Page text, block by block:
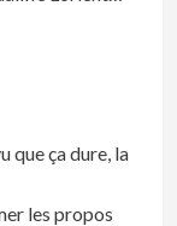
que ça dure, la
les propos